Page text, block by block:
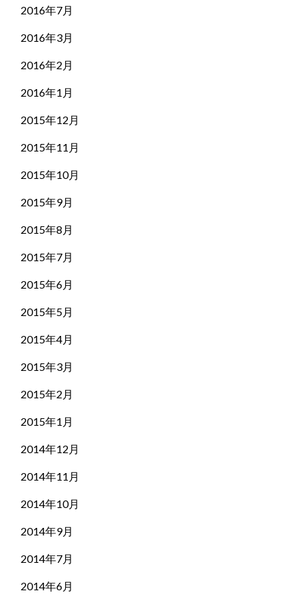
2016年7月
2016年3月
2016年2月
2016年1月
2015年12月
2015年11月
2015年10月
2015年9月
2015年8月
2015年7月
2015年6月
2015年5月
2015年4月
2015年3月
2015年2月
2015年1月
2014年12月
2014年11月
2014年10月
2014年9月
2014年7月
2014年6月